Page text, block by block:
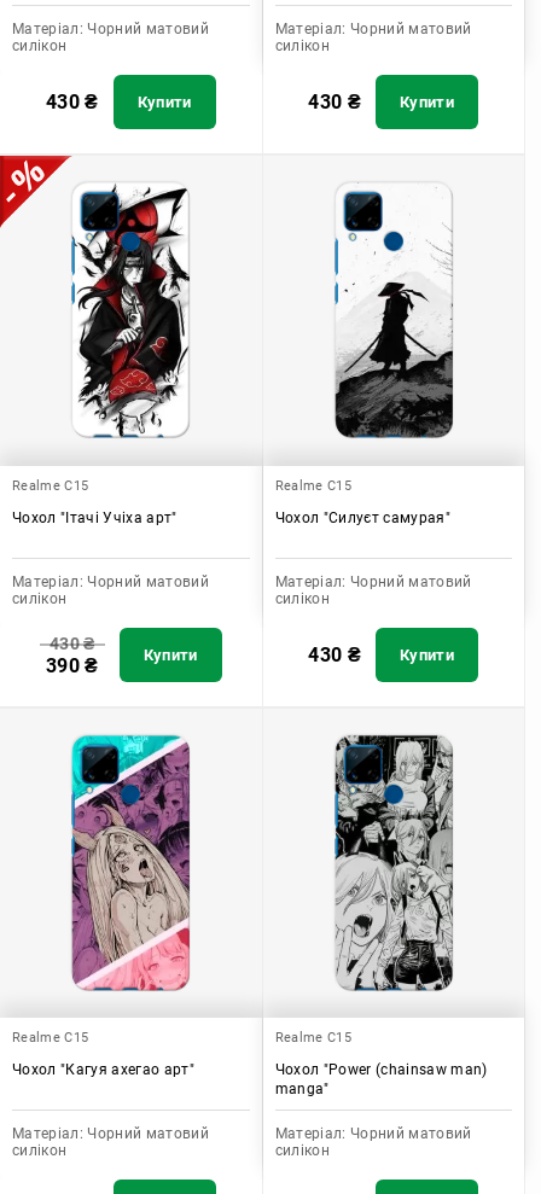
Матеріал: Чорний матовий
силікон
430₴ Купити
Матеріал: Чорний матовий
силікон
430 ₴ Купити
Realme C15
Чохол "Ітачі Учіха арт"
Матеріал: Чорний матовий
силікон
430₴
390₴ Купити
Realme C15
Чохол "Силуєт самурая"
Матеріал: Чорний матовий
силікон
430 ₴ Купити
Realme C15
Чохол "Кагуя ахегао арт"
Матеріал: Чорний матовий
силікон
Realme C15
Чохол "Power (chainsaw man)
manga"
Матеріал: Чорний матовий
силікон